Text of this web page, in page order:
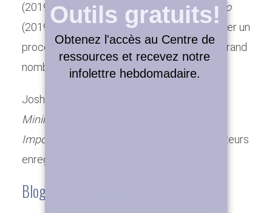
Ressources pour s’initier au
minimalisme
(2019)L’art du rangement avec Marie Kondo
(2019) sur Netflix. Cette série a su déclencher un
processus de désencombrement chez un grand
nombre de téléspectateurs.
Joshua Fields Millburn, Ryan Nocodemus :
Minimalism: a Documentary about the
Important Things
(2016) sur Netflix. Ces auteurs
enregistrent aussi des balados.
Blogues recommandés
Obtenez l'accès au Centre de
ressources et recevez notre
infolettre hebdomadaire.
Outils gratuits!